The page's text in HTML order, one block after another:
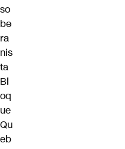
so
be
ra
nis
ta
Bl
oq
ue
Qu
eb